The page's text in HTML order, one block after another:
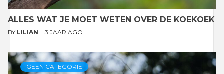
ALLES WAT JE MOET WETEN OVER DE KOEKOEK
BY LILIAN 3 JAAR AGO
GEEN CATEGORIE